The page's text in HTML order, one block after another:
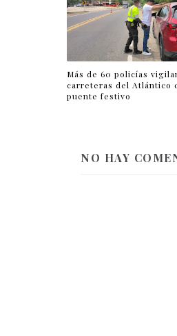
Más de 60 policías
carreteras del Atlántico
puente festivo
NO HAY